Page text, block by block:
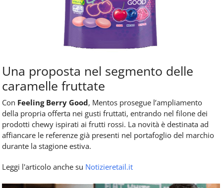
Una proposta nel segmento delle
caramelle fruttate
Con Feeling Berry Good, Mentos prosegue l’ampliamento
della propria offerta nei gusti fruttati, entrando nel filone dei
prodotti chewy ispirati ai frutti rossi. La novità è destinata ad
affiancare le referenze già presenti nel portafoglio del marchio
durante la stagione estiva.
Leggi l'articolo anche su Notizieretail.it